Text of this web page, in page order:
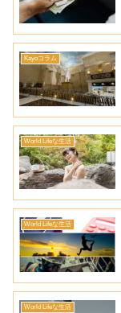
Kayoコラム
World Lifeな生活
World Lifeな生活
World Lifeな生活